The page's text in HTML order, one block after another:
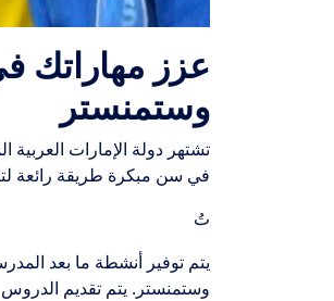
عزز مهاراتك
وستمنستر
تشتهر دولة الإمارات العربية
في سن مبكرة طريقة رائعة
تُ